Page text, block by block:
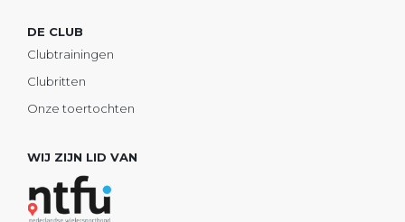
DE CLUB
Clubtrainingen
Clubritten
Onze toertochten
WIJ ZIJN LID VAN